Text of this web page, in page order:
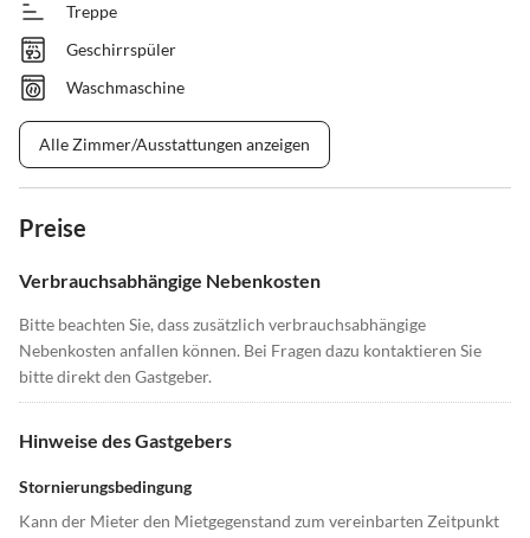
Treppe
Geschirrspüler
Waschmaschine
Alle Zimmer/Ausstattungen anzeigen
Preise
Verbrauchsabhängige Nebenkosten
Bitte beachten Sie, dass zusätzlich verbrauchsabhängige
Nebenkosten anfallen können. Bei Fragen dazu kontaktieren Sie
bitte direkt den Gastgeber.
Hinweise des Gastgebers
Stornierungsbedingung
Kann der Mieter den Mietgegenstand zum vereinbarten Zeitpunkt